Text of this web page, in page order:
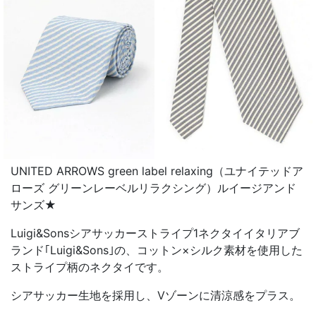
UNITED ARROWS green label relaxing（ユナイテッドア
ローズ グリーンレーベルリラクシング）ルイージアンド
サンズ★
Luigi&Sonsシアサッカーストライプ1ネクタイイタリアブ
ランド｢Luigi&Sons｣の、コットン×シルク素材を使用した
ストライプ柄のネクタイです。
シアサッカー生地を採用し、Vゾーンに清涼感をプラス。